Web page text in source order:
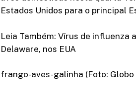
Estados Unidos para o principal
Leia Também: Vírus de
Delaware, nos EUA
frango-aves-galinha (Foto: Globo